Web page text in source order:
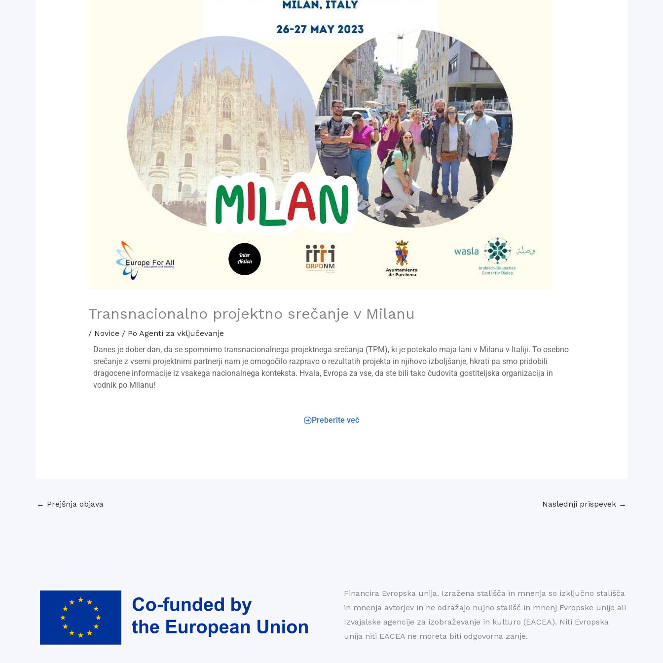
Transnacionalno projektno srečanje v Milanu
/ Novice / Po Agenti za vključevanje
Danes je dober dan, da se spomnimo transnacionalnega projektnega srečanja (TPM), ki je potekalo maja lani v Milanu v Italiji. To osebno
srečanje z vsemi projektnimi partnerji nam je omogočilo razpravo o rezultatih projekta in njihovo izboljšanje, hkrati pa smo pridobili
dragocene informacije iz vsakega nacionalnega konteksta. Hvala, Evropa za vse, da ste bili tako čudovita gostiteljska organizacija in
vodnik po Milanu!
Preberite več
← Prejšnja objava Naslednji prispevek →
Financira Evropska unija. Izražena stališča in mnenja so izključno stališča
in mnenja avtorjev in ne odražajo nujno stališč in mnenj Evropske unije ali
Izvajalske agencije za izobraževanje in kulturo (EACEA). Niti Evropska
unija niti EACEA ne moreta biti odgovorna zanje.